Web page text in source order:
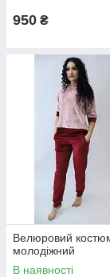
950 ₴
Велюровий
молодіжний
В наявності